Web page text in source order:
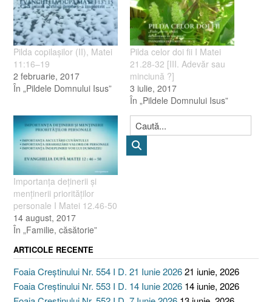
Pilda copilaşilor (II), Matei
11:16–19
2 februarie, 2017
În „Pildele Domnului Isus”
Pilda celor doi fii I Matei
21.28-32 [III. Adevăr sau
minciună ?]
3 iulie, 2017
În „Pildele Domnului Isus”
Importanţa deţinerii şi
menţinerii priorităţilor
personale I Matei 12.46-50
14 august, 2017
În „Familie, căsătorie”
ARTICOLE RECENTE
Foaia Creștinului Nr. 554 I D. 21 Iunie 202621 iunie, 2026
Foaia Creștinului Nr. 553 I D. 14 Iunie 2026 14 iunie, 2026